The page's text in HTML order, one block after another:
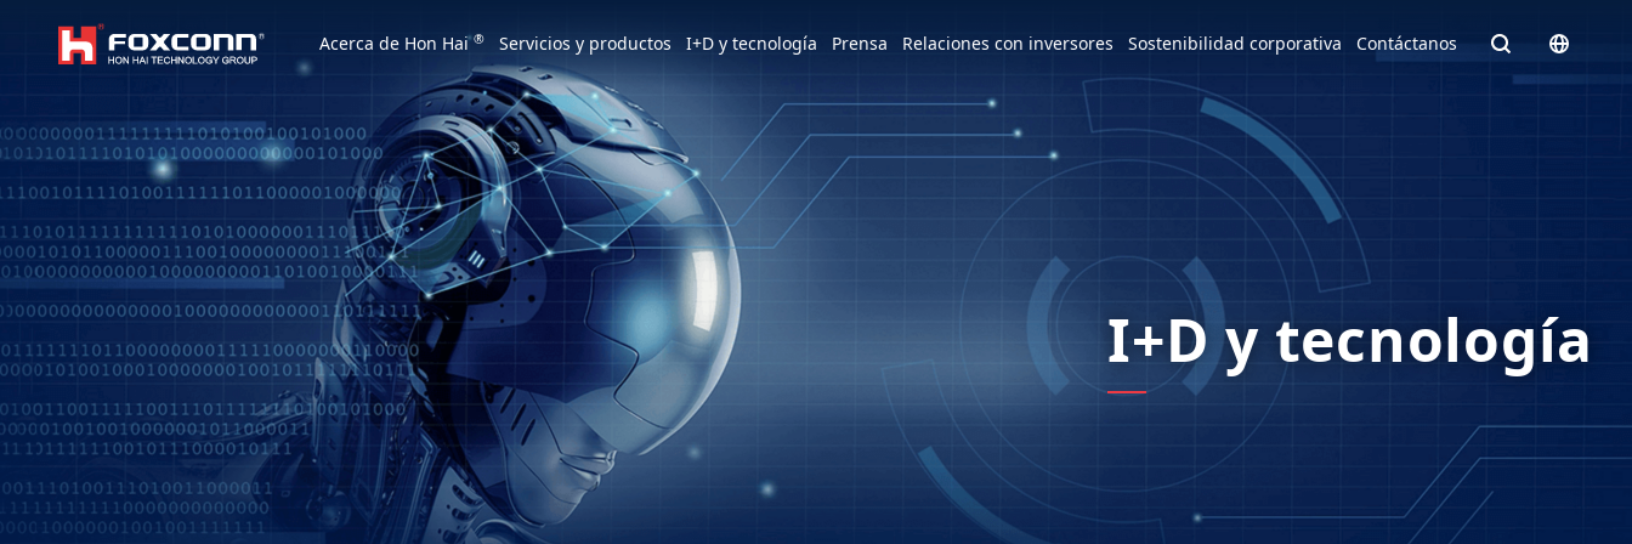
Acerca de Hon Hai®
Perfil
Visión y Misión
Descripción general
Fundador
Presidente
Hitos clave
Base de operaciones
Servicios y productos
Servicios y productos
3+3=∞
Enfoque dinámico
Diseño industrial y tecnológico
I+D y tecnología
Patentes y premios
Descripción general
Instituto de Investigación Hon Hai
Descripción general
Consorcio MIH
Alianza abierta de vehículos
eléctricos de MIH
Prensa
Noticias
Últimas noticias
Conoce nuestras plantas
Plantas en México
Prensa
HHTD Día de la Tecnología de Hon
Relaciones con inversores Sostenibilidad corporativa
Descripción general de ESG
Visión y objetivos estratégicos
ESG
Apoyo a iniciativas internacionales
Mensaje del Presidente y del
Comité de Sostenibilidad
Implementación del Desarrollo
Contáctanos
Homepage 繁體中文 ｜ English
Asia
China 简体中文
Vietnam Tiếng Việt
U.S. English
Europe
Czech Republic
Slovakia
I+D y tecnología